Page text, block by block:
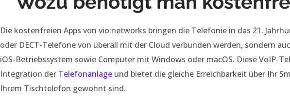
Die kostenfreien Apps von vio:networks bringen die Telefonie in das 21.
oder DECT-Telefone von überall mit der Cloud verbunden werden, sondern
iOS-Betriebssystem sowie Computer mit Windows oder macOS. Diese VoIP-
Integration der Telefonanlageund bietet die gleiche Erreichbarkeit über Ihr
Ihrem Tischtelefon gewohnt sind.